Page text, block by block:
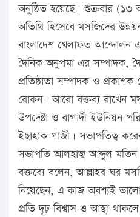
অনুষ্ঠিত হয়েছে। শুক্রবার (১৩
অতিথি হিসেবে মসজিদের
বাংলাদেশ খেলাফত আন্দোলন
দৈনিক অনুপমা এর সম্পাদক,
প্রতিষ্ঠাতা সম্পাদক ও
রোকন। আরো বক্তব্য রাখেন
উপদেষ্টা ও বাগাদী ইউনিয়ন
ইছাহাক গাজী। সভাপতিত্ব
সভাপতি আলহাজ্ব আব্দুল মতিন
বক্তব্যে বলেন, আল্লাহর ঘর
নিয়েছেন, এ কাজ অবশ্যই
প্রতি দৃঢ় বিশ্বাস ও আস্থা